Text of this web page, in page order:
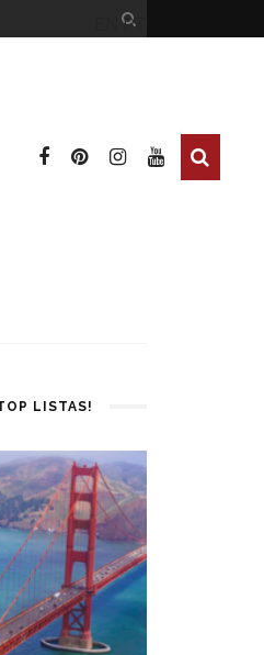
LISTAS!
PT